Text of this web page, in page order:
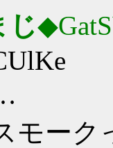
じ
モーク